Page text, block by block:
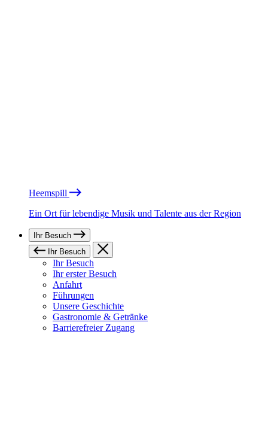
Heemspill
Ein Ort für lebendige Musik und Talente aus der Region
Ihr Besuch
Ihr Besuch
Ihr Besuch
Ihr erster Besuch
Anfahrt
Führungen
Unsere Geschichte
Gastronomie & Getränke
Barrierefreier Zugang